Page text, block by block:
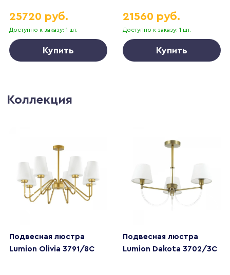
Доступно к заказу: 1 шт.
25720 руб.
Купить
Доступно к заказу: 1 шт.
21560 руб.
Купить
Коллекция
Подвесная люстра
Lumion Olivia 3791/8C
Подвесная люстра
Lumion Dakota 3702/3C